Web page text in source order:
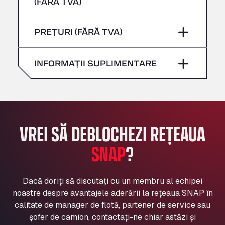
Klaverbladstaat 21, 3560
American Truck Wash
Av. des Etats-Unis 90, 6041
Andamur Guarroman
Andamur La Junquera
Andamur Pamplona
A-15 Salida Imarcoain, 31119
Andamur San Roman II
Anglia Motel
Washway Road, PE12 8LT
Anpol Sp. z o.o.
Ul. Torunska 147, 85884
Sâmbătă
Duminică –
Sâmbătă –
Duminică –
PREȚURI (FĂRĂ TVA)
INFORMAȚII SUPLIMENTARE
VREI SĂ DEBLOCHEZI REȚEAUA
SNAP?
Dacă doriți să discutați cu un membru al echipei
noastre despre avantajele aderării la rețeaua SNAP în
calitate de manager de flotă, partener de service sau
șofer de camion, contactați-ne chiar astăzi și